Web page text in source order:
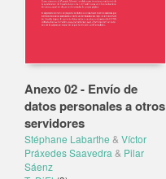
Anexo 02 - Envío de
datos personales a otros
servidores
Stéphane Labarthe & Víctor
Práxedes Saavedra & Pilar
Sáenz